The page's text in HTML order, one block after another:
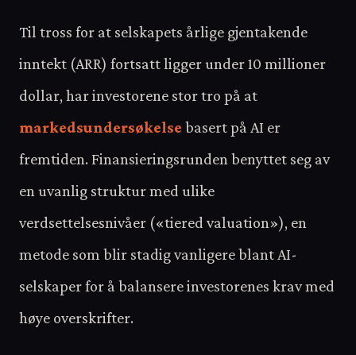
Til tross for at selskapets årlige gjentakende
inntekt (ARR) fortsatt ligger under 10 millioner
dollar, har investorene stor tro på at
markedsundersøkelse basert på AI er
fremtiden. Finansieringsrunden benyttet seg av
en uvanlig struktur med ulike
verdsettelsesnivåer («tiered valuation»), en
metode som blir stadig vanligere blant AI-
selskaper for å balansere investorenes krav med
høye overskrifter.